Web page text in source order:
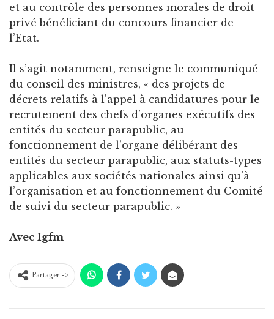
et au contrôle des personnes morales de droit
privé bénéficiant du concours financier de
l’Etat.
Il s’agit notamment, renseigne le communiqué
du conseil des ministres, « des projets de
décrets relatifs à l’appel à candidatures pour le
recrutement des chefs d’organes exécutifs des
entités du secteur parapublic, au
fonctionnement de l’organe délibérant des
entités du secteur parapublic, aux statuts-types
applicables aux sociétés nationales ainsi qu’à
l’organisation et au fonctionnement du Comité
de suivi du secteur parapublic. »
Avec Igfm
Partager ->